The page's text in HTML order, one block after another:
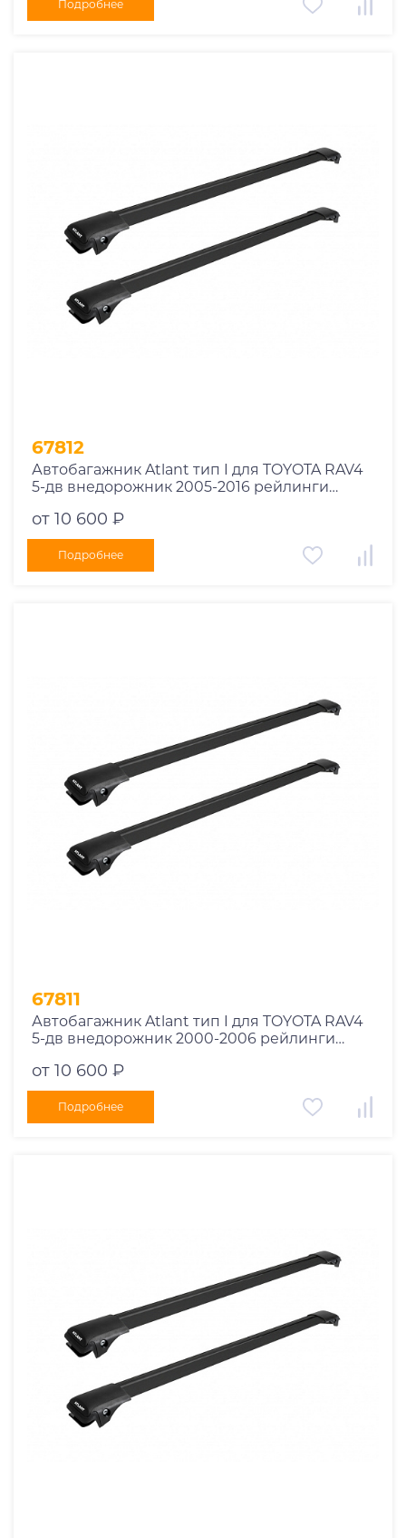
Подробнее
67812
Автобагажник Atlant тип I для TOYOTA RAV4
5-дв внедорожник 2005-2016 рейлинги
от 10 600 ₽
Подробнее
67811
Автобагажник Atlant тип I для TOYOTA RAV4
5-дв внедорожник 2000-2006 рейлинги
от 10 600 ₽
Подробнее